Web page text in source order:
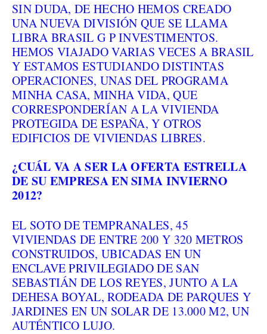
SIN DUDA, DE HECHO HEMOS CREADO
UNA NUEVA DIVISIÓN QUE SE LLAMA
LIBRA BRASIL G P INVESTIMENTOS.
HEMOS VIAJADO VARIAS VECES A BRASIL
Y ESTAMOS ESTUDIANDO DISTINTAS
OPERACIONES, UNAS DEL PROGRAMA
MINHA CASA, MINHA VIDA, QUE
CORRESPONDERÍAN A LA VIVIENDA
PROTEGIDA DE ESPAÑA, Y OTROS
EDIFICIOS DE VIVIENDAS LIBRES.
¿CUÁL VA A SER LA OFERTA ESTRELLA
DE SU EMPRESA EN SIMA INVIERNO
2012?
EL SOTO DE TEMPRANALES, 45
VIVIENDAS DE ENTRE 200 Y 320 METROS
CONSTRUIDOS, UBICADAS EN UN
ENCLAVE PRIVILEGIADO DE SAN
SEBASTIÁN DE LOS REYES, JUNTO A LA
DEHESA BOYAL, RODEADA DE PARQUES Y
JARDINES EN UN SOLAR DE 13.000 M2, UN
AUTÉNTICO LUJO.